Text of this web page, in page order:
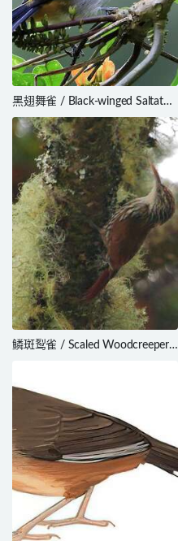
黑翅舞雀 / Black-winged Saltator
/ Saltator atripennis
鳞斑䴕雀 / Scaled Woodcreeper /